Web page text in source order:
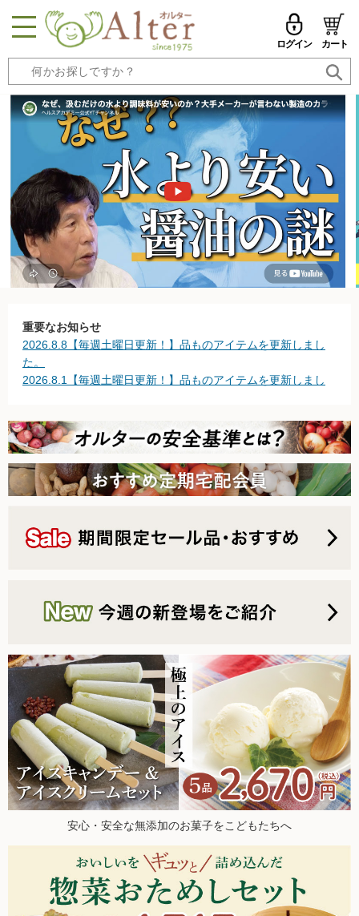
ログイン カート
メールアドレス
パスワード
メールアドレスを保存する
パスワードを忘れた方はこちら
新規一般会員登録
MENU
トップページへ戻る
品ものカテゴリ
セール品・おすすめ
お試しセット
今週の新登場
野菜
無農薬米・雑穀
無農薬豆
パン・蜂蜜・ジャム他
国産大豆の加工品
たまご・乳製品
水産品
冷蔵食品他
乾物
調味料
伝統酒類
粉・餅
重要なお知らせ
2026.8.8【毎週土曜日更新！】品ものアイテムを更新しまし
た。
2026.8.1【毎週土曜日更新！】品ものアイテムを更新しまし
た。
2026.7.18【毎週土曜日更新！】品ものアイテムを更新しまし
た。
2026.7.11【毎週土曜日更新！】品ものアイテムを更新しまし
た。
2026.6.6【毎週土曜日更新！】品ものアイテムを更新しまし
2026.6.2 台風の影響について
2026.5.30【毎週土曜日更新！】品ものアイテムを更新しまし
た。
2026.5.23【毎週土曜日更新！】品ものアイテムを更新しまし
た。
2026.5.21 ヘルスアカデミー公式YTチャンネルにて、オルタ
ー代表・西川榮郎による対談動画公開中！
2026.5.16【毎週土曜日更新！】品ものアイテムを更新しまし
2026.5.9【毎週土曜日更新！】品ものアイテムを更新しまし
2026.5.2【毎週土曜日更新！】品ものアイテムを更新しまし
安心・安全な無添加のお菓子をこどもたちへ